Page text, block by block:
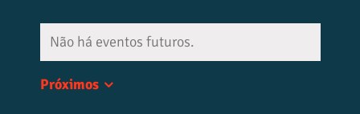
Não há eventos futuros.
Próximos